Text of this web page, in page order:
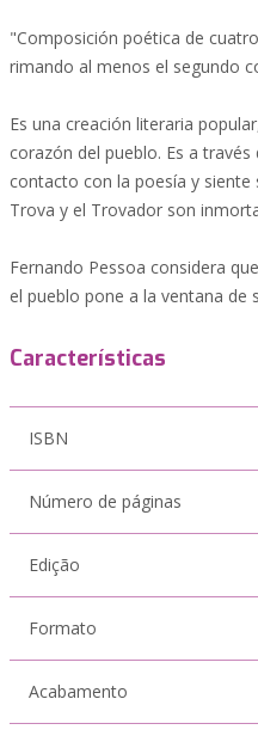
"Composición poética de
rimando al menos el segundo
Es una creación literaria
corazón del pueblo. Es a
contacto con la poesía y
Trova y el Trovador son
Fernando Pessoa considera
el pueblo pone a la ventana de
Características
ISBN
Número de páginas
Edição
Formato
Acabamento